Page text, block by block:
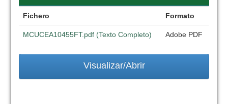
Fichero Formato
MCUCEA10455FT.pdf (Texto Completo) Adobe PDF
Visualizar/Abrir